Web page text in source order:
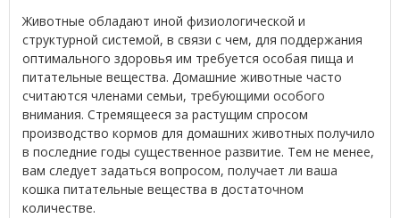
Животные обладают иной физиологической и
структурной системой, в связи с чем, для поддержания
оптимального здоровья им требуется особая пища и
питательные вещества. Домашние животные часто
считаются членами семьи, требующими особого
внимания. Стремящееся за растущим спросом
производство кормов для домашних животных получило
в последние годы существенное развитие. Тем не менее,
вам следует задаться вопросом, получает ли ваша
кошка питательные вещества в достаточном
количестве.